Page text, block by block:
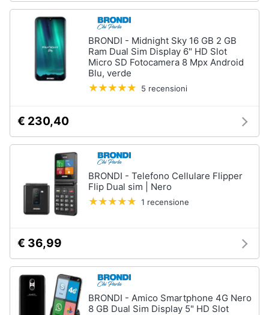
BRONDI - Midnight Sky 16 GB 2 GB
Ram Dual Sim Display 6" HD Slot
Micro SD Fotocamera 8 Mpx Android
Blu, verde
5 recensioni
€ 230,40
BRONDI - Telefono Cellulare Flipper
Flip Dual sim | Nero
1 recensione
€ 36,99
BRONDI - Amico Smartphone 4G Nero
8 GB Dual Sim Display 5" HD Slot